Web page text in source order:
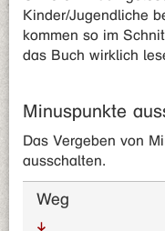
Kinder/Jugendliche
kommen so im
das Buch wirklich
Minuspunkte
Das Vergeben von
ausschalten.
Weg